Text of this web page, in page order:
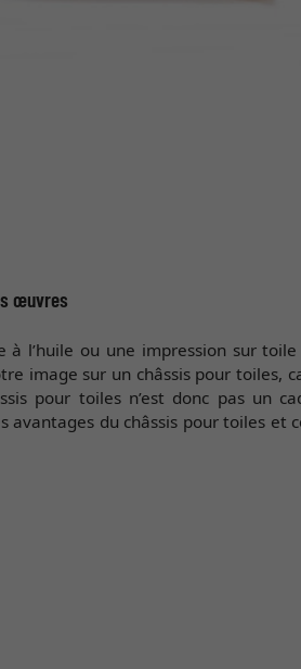
œuvres
l’huile ou une impression sur
image sur un châssis pour toiles,
pour toiles n’est donc pas un
avantages du châssis pour toiles